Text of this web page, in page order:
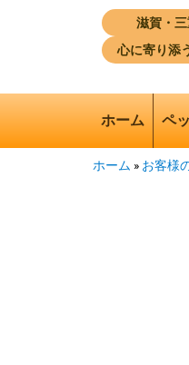
滋賀・
心に寄り添
ホーム ペ
ホーム » お客様